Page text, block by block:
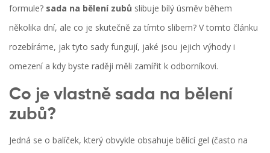
formule? sada na bělení zubů slibuje bílý úsměv během
několika dní, ale co je skutečně za tímto slibem? V tomto článku
rozebíráme, jak tyto sady fungují, jaké jsou jejich výhody i
omezení a kdy byste raději měli zamířit k odborníkovi.
Co je vlastně sada na bělení
zubů?
Jedná se o balíček, který obvykle obsahuje bělící gel (často na